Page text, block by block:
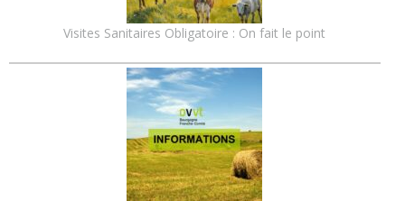
Visites Sanitaires Obligatoire : On fait le point